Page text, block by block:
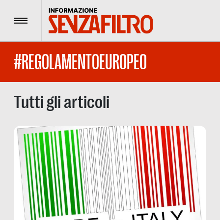
Menu
#REGOLAMENTOEUROPEO
Tutti gli articoli